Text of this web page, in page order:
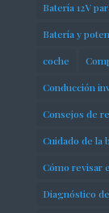
Batería 12V
Batería y
coche
Conducción
Consejos de
Cuidado de la
Cómo revisar
Diagnóstico